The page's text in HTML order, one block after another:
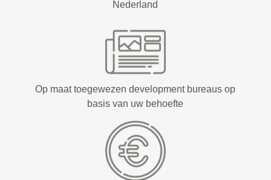
Nederland
Op maat toegewezen development bureaus op
basis van uw behoefte